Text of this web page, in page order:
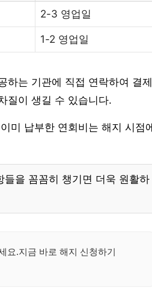
2-3 영업일
1-2 영업일
는 기관에 직접 연락하여 결제
질이 생길 수 있습니다.
미 납부한 연회비는 해지 시점에
을 꼼꼼히 챙기면 더욱 원활하
요.지금 바로 해지 신청하기